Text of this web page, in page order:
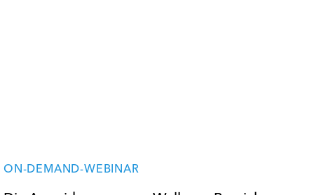
ON-DEMAND-WEBINAR